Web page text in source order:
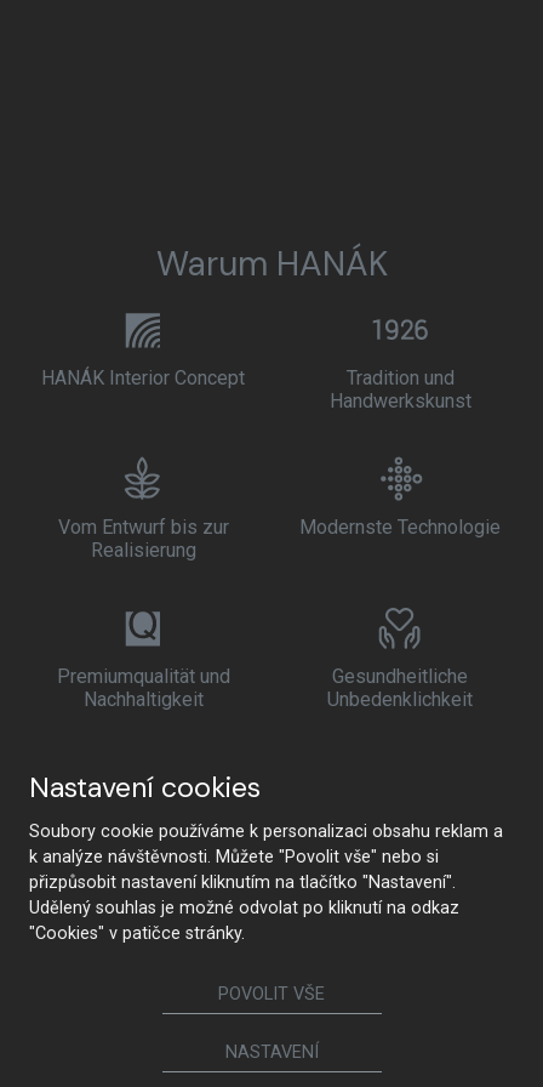
Warum HANÁK
HANÁK Interior Concept
Tradition und
Handwerkskunst
Vom Entwurf bis zur
Realisierung
Modernste Technologie
Premiumqualität und
Nachhaltigkeit
Gesundheitliche
Unbedenklichkeit
Nastavení cookies
Soubory cookie používáme k personalizaci obsahu reklam a
k analýze návštěvnosti. Můžete "Povolit vše" nebo si
přizpůsobit nastavení kliknutím na tlačítko "Nastavení".
Udělený souhlas je možné odvolat po kliknutí na odkaz
"Cookies" v patičce stránky.
POVOLIT VŠE
NASTAVENÍ